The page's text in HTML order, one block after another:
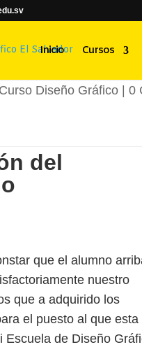
Inicio Cursos
Curso Diseño Gráfico |0
del
que el alumno
nuestro
que a adquirido los
el puesto al que esta
Escuela de Diseño